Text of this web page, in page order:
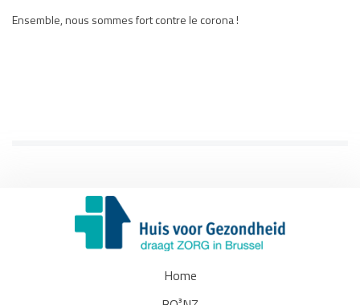
Ensemble, nous sommes fort contre le corona !
Home